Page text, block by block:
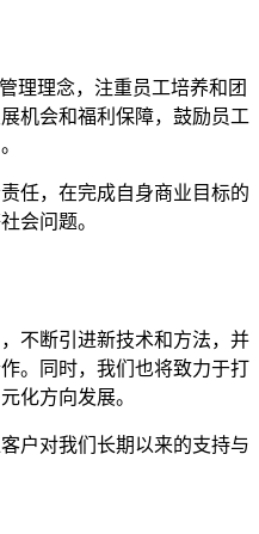
理理念，注重员工培养和团
机会和福利保障，鼓励员工
任，在完成自身商业目标的
会问题。
不断引进新技术和方法，并
。同时，我们也将致力于打
化方向发展。
户对我们长期以来的支持与